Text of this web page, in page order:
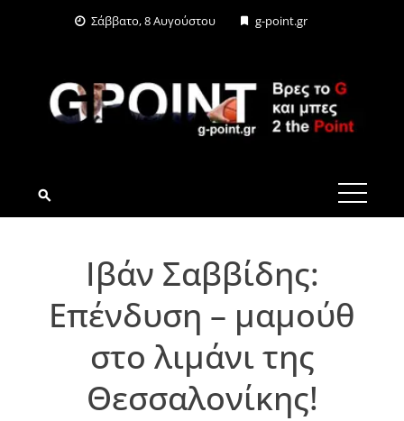
Σάββατο, 8 Αυγούστου g-point.gr
G-POINT.GR
Ιβάν Σαββίδης:
Επένδυση – μαμούθ
στο λιμάνι της
Θεσσαλονίκης!